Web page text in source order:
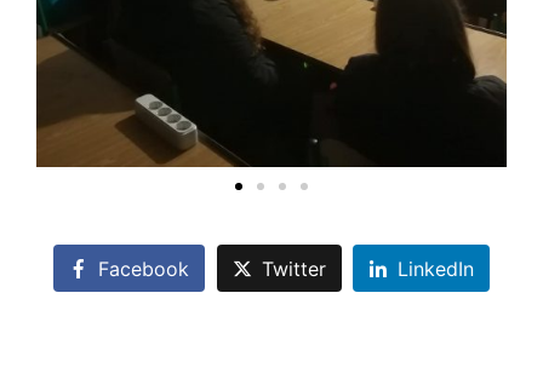
Facebook Twitter LinkedIn